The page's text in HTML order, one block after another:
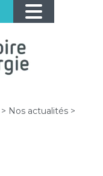
> Nos actualités>